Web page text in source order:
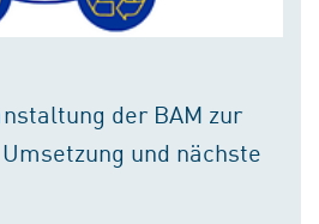
der BAM zur
und nächste